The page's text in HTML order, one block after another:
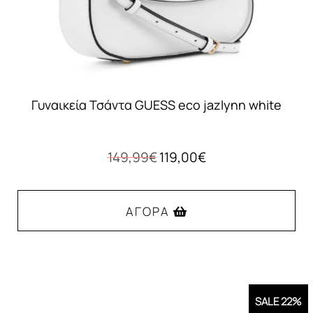
Γυναικεία Τσάντα GUESS eco jazlynn white
149,99€ Original
was:
149,99€.
119,00€Η
τιμή
ΑΓΟΡΆ
SALE 22%